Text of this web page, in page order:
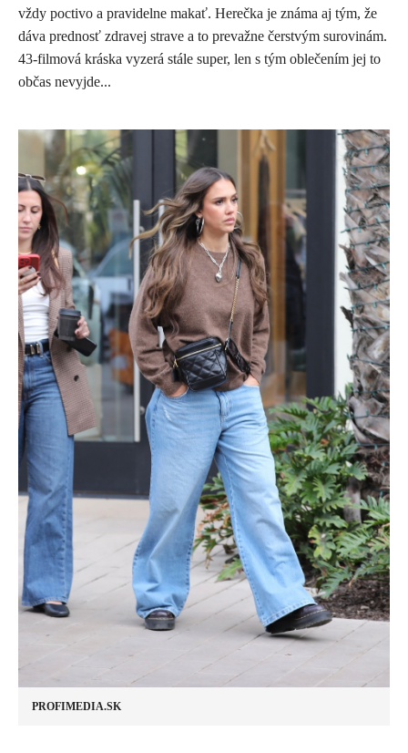
vždy poctivo a pravidelne makať. Herečka je známa aj tým, že
dáva prednosť zdravej strave a to prevažne čerstvým surovinám.
43-filmová kráska vyzerá stále super, len s tým oblečením jej to
občas nevyjde...
PROFIMEDIA.SK